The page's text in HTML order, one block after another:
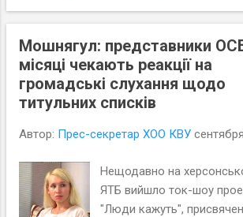
долучились представники самої
тож днями херсонські колеги завітали
теми «Якою бути Президентській
громадянського суспільства на
поділилися досвідом з колегами.
Мошнягул: представники
місяці чекають реакції на
громадські слухання щодо
титульних списків
Автор: Прес-секретар ХОО КВУ
Нещодавно на
ЯТБ вийшло ток-шоу
"Люди кажуть",